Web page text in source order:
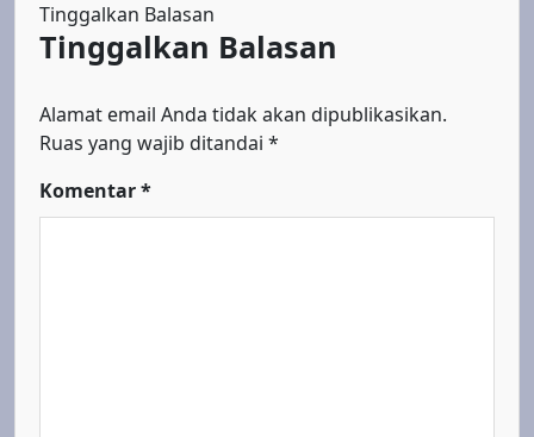
Tinggalkan Balasan
Tinggalkan Balasan
Alamat email Anda tidak akan dipublikasikan.
Ruas yang wajib ditandai *
Komentar*